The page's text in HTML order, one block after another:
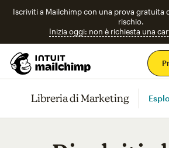
Iscriviti a Mailchimp con una prova gratuita
rischio.
Inizia oggi: non è richiesta una
Libreria di Marketing